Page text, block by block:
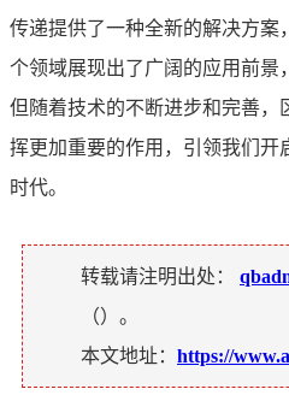
传递提供了一种全新的解决方案
个领域展现出了广阔的应用前景
但随着技术的不断进步和完善，
挥更加重要的作用，引领我们开
时代。
转载请注明出处：
（）。
本文地址： https://